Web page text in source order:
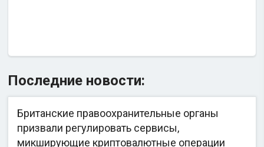
Последние новости:
Британские правоохранительные органы
призвали регулировать сервисы,
микширующие криптовалютные операции